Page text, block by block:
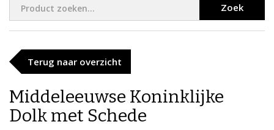
Zoek
Terug naar overzicht
Middeleeuwse Koninklijke
Dolk met Schede